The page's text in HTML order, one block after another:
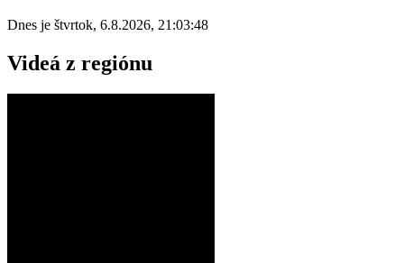
Dnes je štvrtok, 6.8.2026, 21:03:48
Videá z regiónu